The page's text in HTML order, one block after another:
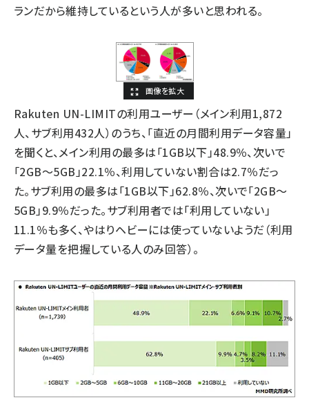
ランだから維持しているという人が多いと思われる。
Rakuten UN-LIMITの利用ユーザー（メイン利用1,872
人、サブ利用432人）のうち、「直近の月間利用データ容量」
を聞くと、メイン利用の最多は「1GB以下」48.9％、次いで
「2GB～5GB」22.1％、利用していない割合は2.7％だっ
た。サブ利用の最多は「1GB以下」62.8％、次いで「2GB～
5GB」9.9％だった。サブ利用者では「利用していない」
11.1％も多く、やはりヘビーには使っていないようだ（利用
データ量を把握している人のみ回答）。